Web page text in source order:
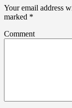
Your email address
marked *
Comment